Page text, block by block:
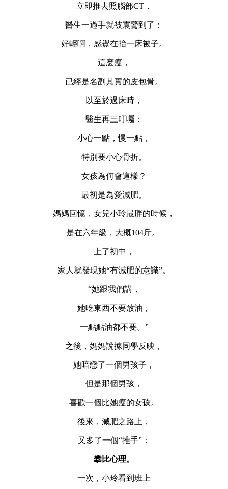
立即推去照腦部CT，
醫生一過手就被震驚到了：
好輕啊，感覺在抬一床被子。
這麽瘦，
已經是名副其實的皮包骨。
以至於過床時，
醫生再三叮囑：
小心一點，慢一點，
特別要小心骨折。
女孩為何會這樣？
最初是為愛減肥。
媽媽回憶，女兒小玲最胖的時候，
是在六年級，大概104斤。
上了初中，
家人就發現她“有減肥的意識”。
“她跟我們講，
她吃東西不要放油，
一點點油都不要。”
之後，媽媽說據同學反映，
她暗戀了一個男孩子，
但是那個男孩，
喜歡一個比她瘦的女孩。
後來，減肥之路上，
又多了一個“推手”：
攀比心理。
一次，小玲看到班上